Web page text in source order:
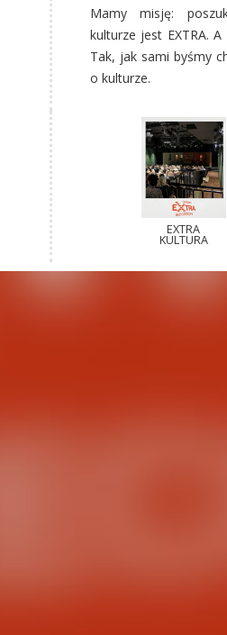
Mamy misję:
kulturze jest EXTRA.
Tak, jak sami byśmy
o kulturze.
EXTRA
KULTURA